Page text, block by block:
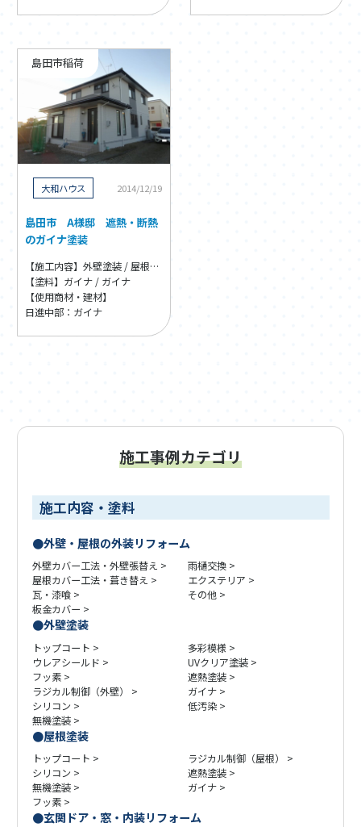
島田市稲荷
2014/12/19
大和ハウス
島田市 A様邸 遮熱・断熱
のガイナ塗装
【施工内容】外壁塗装 / 屋根塗装
【塗料】ガイナ / ガイナ
【使用商材・建材】
日進中部：ガイナ
施工事例カテゴリ
施工内容・塗料
外壁・屋根の外装リフォーム
外壁カバー工法・外壁張替え
屋根カバー工法・葺き替え
瓦・漆喰
板金カバー
雨樋交換
エクステリア
その他
外壁塗装
トップコート
ウレアシールド
フッ素
ラジカル制御（外壁）
シリコン
無機塗装
多彩模様
UVクリア塗装
遮熱塗装
ガイナ
低汚染
屋根塗装
トップコート
シリコン
無機塗装
フッ素
ラジカル制御（屋根）
遮熱塗装
ガイナ
玄関ドア・窓・内装リフォーム